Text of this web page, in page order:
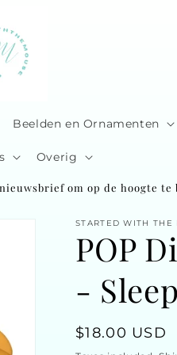
Beelden en Ornamenten
Overig
om op de hoogte te
STARTED WITH THE
POP
-
Regular
$18.00 USD